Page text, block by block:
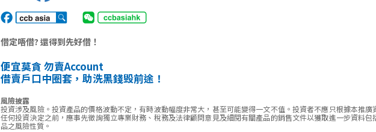
借定唔借? 還得到先好借！
便宜莫貪 勿賣Account
借賣戶口中圈套，助洗黑錢毁前途！
風險披露
投資涉及風險。投資產品的價格波動不定，有時波動幅度非常大，甚至可能變得一文不值。投資者不應只根據本推
任何投資決定之前，應事先徵詢獨立專業財務、稅務及法律顧問意見及細閱有關產品的銷售文件以獲取進一步資料
品之風險性質。